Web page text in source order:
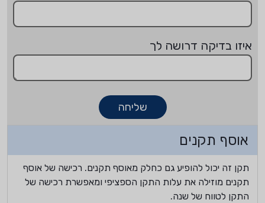
איזו בדיקה דרושה לך
שליחה
אוסף תקנים
תקן זה יכול להופיע גם כחלק מאוסף תקנים. רכישה של אוסף
תקנים מוזילה את עלות התקן הספציפי ומאפשרת רכישה של
התקן לטווח של שנה.